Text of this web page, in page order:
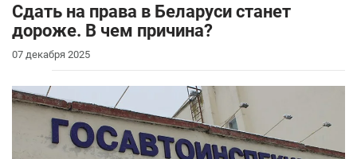
Сдать на права в Беларуси станет
дороже. В чем причина?
07 декабря 2025